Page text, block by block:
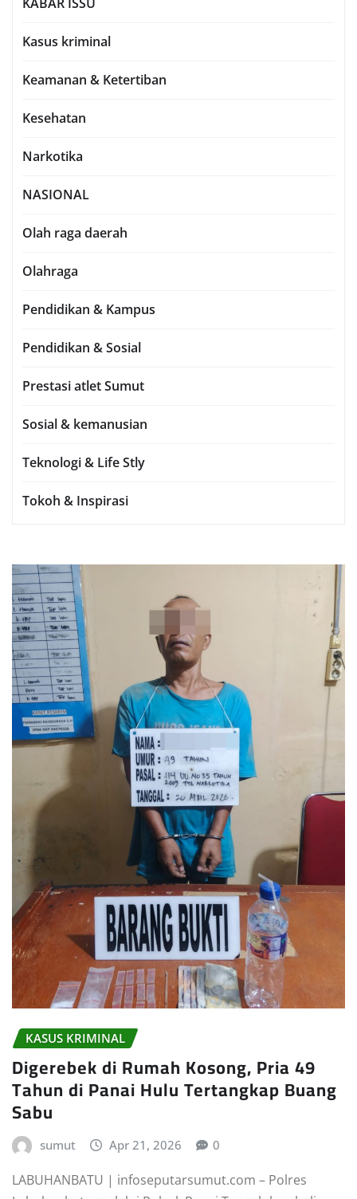
Kasus kriminal
Keamanan & Ketertiban
Kesehatan
Narkotika
NASIONAL
Olah raga daerah
Olahraga
Pendidikan & Kampus
Pendidikan & Sosial
Prestasi atlet Sumut
Sosial & kemanusian
Teknologi & Life Stly
Tokoh & Inspirasi
KASUS KRIMINAL
Digerebek di Rumah Kosong, Pria 49
Tahun di Panai Hulu Tertangkap Buang
Sabu
sumut Apr 21, 2026 0
LABUHANBATU | infoseputarsumut.com – Polres